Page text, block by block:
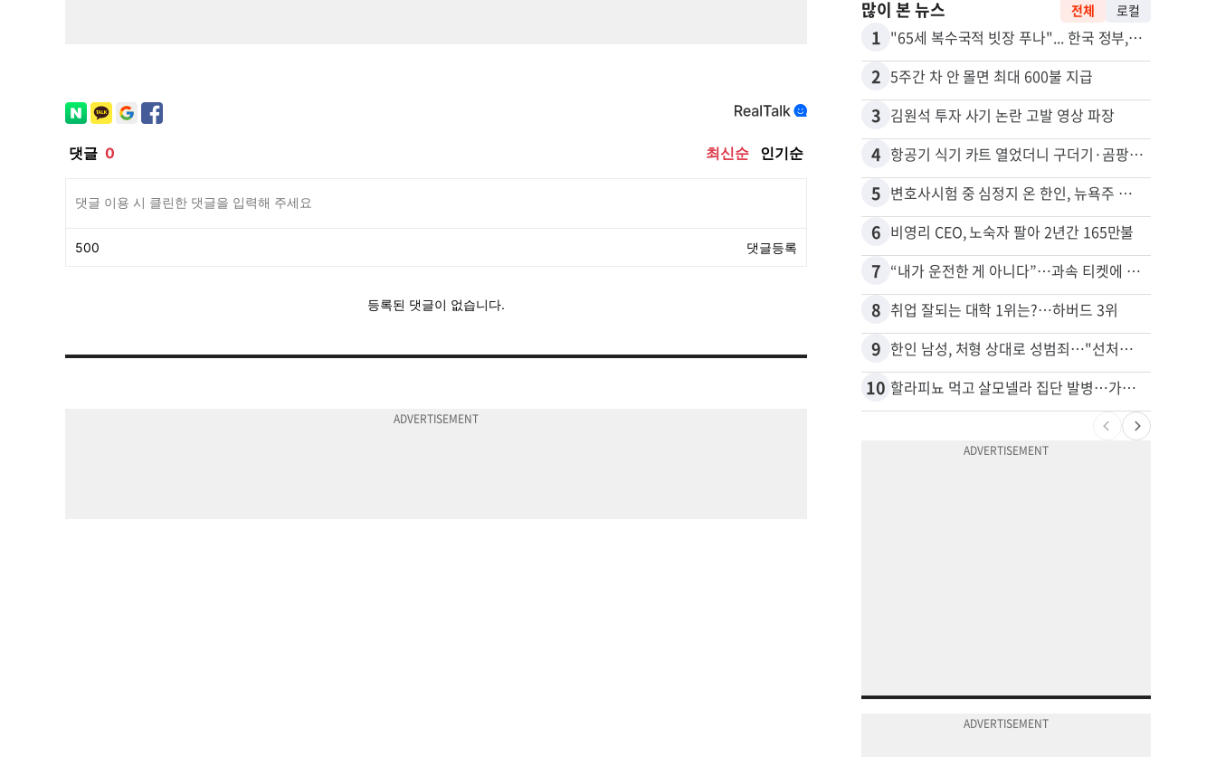
많이 본 뉴스 전체 로컬
1 "65세 복수국적 빗장 푸나"... 한국 정부, 연령 완화 전면 추진
2 5주간 차 안 몰면 최대 600불 지급
3 김원석 투자 사기 논란 고발 영상 파장
4 항공기 식기 카트 열었더니 구더기·곰팡이…LAX 기내식 업체 논란
5 변호사시험 중 심정지 온 한인, 뉴욕주 제소
6 비영리 CEO, 노숙자 팔아 2년간 165만불
7 “내가 운전한 게 아니다”…과속 티켓에 오토파일럿 탓한 운전자
8 취업 잘되는 대학 1위는?…하버드 3위
9 한인 남성, 처형 상대로 성범죄…"선처해줬더니 배신자 취급"
10 할라피뇨 먹고 살모넬라 집단 발병…가주 등 27개 주 확산